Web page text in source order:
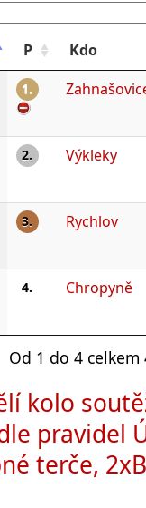
P
Kdo
1.
2. Výkleky
3. Rychlov
4. Chropyně
Od 1 do 4 celkem
kolo
pravidel
terče,